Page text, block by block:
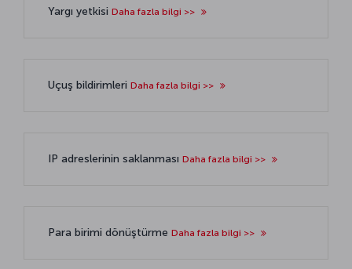
Yargı yetkisi Daha fazla bilgi >>
Uçuş bildirimleri Daha fazla bilgi >>
IP adreslerinin saklanması Daha fazla bilgi >>
Para birimi dönüştürme Daha fazla bilgi >>